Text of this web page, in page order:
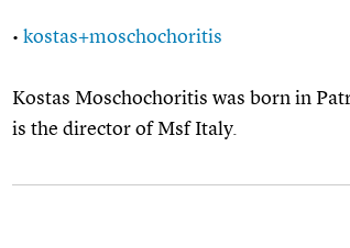
• kostas+moschochoritis
Kostas Moschochoritis was born in
is the director of Msf Italy.